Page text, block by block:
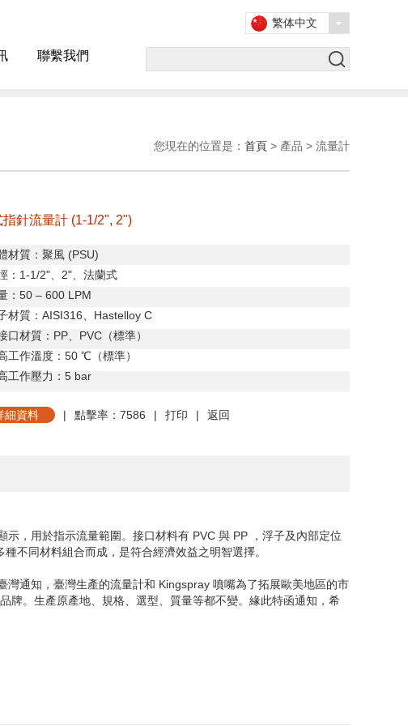
聯繫我們
繁体中文
您現在的位置是： 首頁 > 產品 > 流量計
指針流量計 (1-1/2", 2")
材質：聚風 (PSU)
： 1-1/2" 2" 、法蘭式
： 50 – 600 LPM
材質： AISI316
Hastelloy C
口材質： PP PVC （標準）
工作溫度： 50 ℃（標準）
工作壓力： 5 bar
細資料 | 點擊率：7586 | 打印 | 返回
，用於指示流量範圍。接口材料有 PVC 與 PP ，浮子及內部定位
不同材料組合而成，是符合經濟效益之明智選擇。
灣通知，臺灣生產的流量計和 Kingspray 噴嘴為了拓展歐美地區的市
牌。生產原產地、規格、選型、質量等都不變。緣此特函通知，希